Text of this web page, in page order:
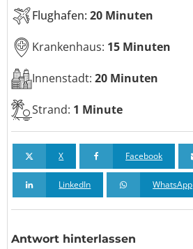
Flughafen: 20 Minuten
Krankenhaus: 15 Minuten
Innenstadt: 20 Minuten
Strand: 1 Minute
X Facebook
LinkedIn WhatsApp
Antwort hinterlassen